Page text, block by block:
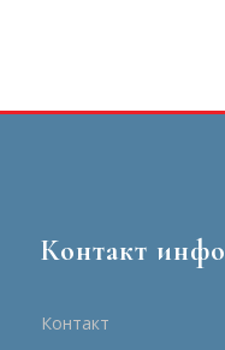
Контакт инфо
Контакт